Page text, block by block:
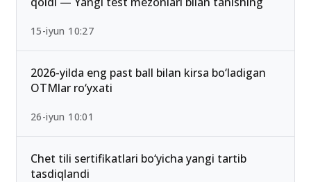
2026/2027 qabulda maksimal ball 189 Bo‘lib
qoldi — Yangi test mezonlari bilan tanishing
15-iyun 10:27
2026-yilda eng past ball bilan kirsa bo‘ladigan
OTMlar ro‘yxati
26-iyun 10:01